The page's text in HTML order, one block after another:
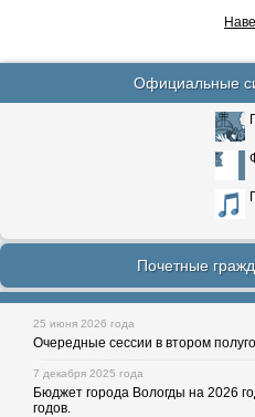
Официальные
Почетные
25 июня 2026 года
Очередные сессии в втором
7 декабря 2025 года
Бюджет города Вологды на 2026
годов.